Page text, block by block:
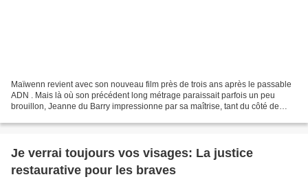
Maïwenn revient avec son nouveau film près de trois ans après le passable
ADN . Mais là où son précédent long métrage paraissait parfois un peu
brouillon, Jeanne du Barry impressionne par sa maîtrise, tant du côté de
Je verrai toujours vos visages: La justice
restaurative pour les braves